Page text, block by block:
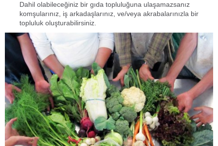
Dahil olabileceğiniz bir gıda topluluğuna ulaşamazsanız
komşularınız, iş arkadaşlarınız, ve/veya akrabalarınızla bir
topluluk oluşturabilirsiniz.